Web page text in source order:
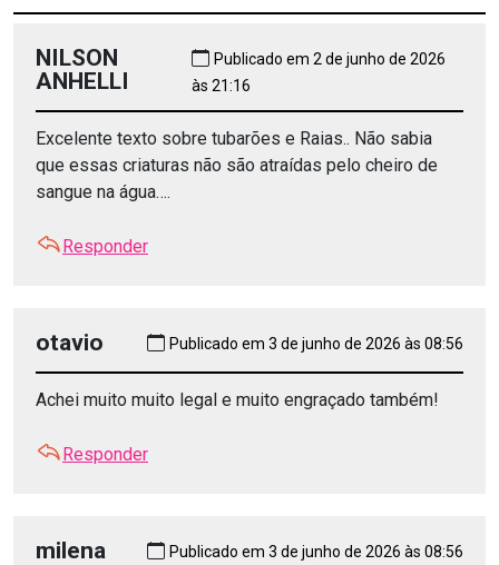
NILSON
ANHELLI
Publicado em 2 de junho de 2026
às 21:16
Excelente texto sobre tubarões e Raias.. Não sabia
que essas criaturas não são atraídas pelo cheiro de
sangue na água….
Responder
otavio Publicado em 3 de junho de 2026 às 08:56
Achei muito muito legal e muito engraçado também!
Responder
milena Publicado em 3 de junho de 2026 às 08:56